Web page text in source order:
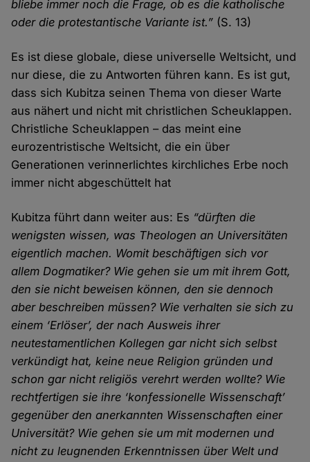
bliebe immer noch die Frage, ob es die katholische
oder die protestantische Variante ist.” (S. 13)
Es ist diese globale, diese universelle Weltsicht, und
nur diese, die zu Antworten führen kann. Es ist gut,
dass sich Kubitza seinen Thema von dieser Warte
aus nähert und nicht mit christlichen Scheuklappen.
Christliche Scheuklappen – das meint eine
eurozentristische Weltsicht, die ein über
Generationen verinnerlichtes kirchliches Erbe noch
immer nicht abgeschüttelt hat
Kubitza führt dann weiter aus: Es “dürften die
wenigsten wissen, was Theologen an Universitäten
eigentlich machen. Womit beschäftigen sich vor
allem Dogmatiker? Wie gehen sie um mit ihrem Gott,
den sie nicht beweisen können, den sie dennoch
aber beschreiben müssen? Wie verhalten sie sich zu
einem ‘Erlöser’, der nach Ausweis ihrer
neutestamentlichen Kollegen gar nicht sich selbst
verkündigt hat, keine neue Religion gründen und
schon gar nicht religiös verehrt werden wollte? Wie
rechtfertigen sie ihre ‘konfessionelle Wissenschaft’
gegenüber den anerkannten Wissenschaften einer
Universität? Wie gehen sie um mit modernen und
nicht zu leugnenden Erkenntnissen über Welt und